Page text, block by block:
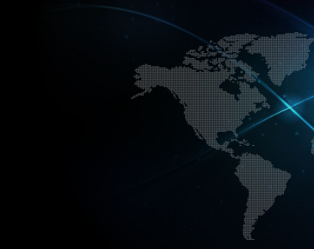
éclairage blanc led
Enseigne publicitaire
Fabriquant et distributeur français
gamme à base de LED.
led, Topledworld, top led world, top
économie énergie, edf, lumière,